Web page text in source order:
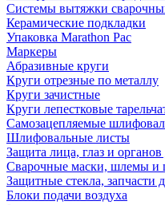
Системы вытяжки
Керамические подкладки
Упаковка Marathon Pac
Маркеры
Абразивные круги
Круги отрезные по металлу
Круги зачистные
Круги лепестковые
Самозацепляемые
Шлифовальные листы
Защита лица, глаз и
Сварочные маски, шлемы и
Защитные стекла, запчасти
Блоки подачи воздуха